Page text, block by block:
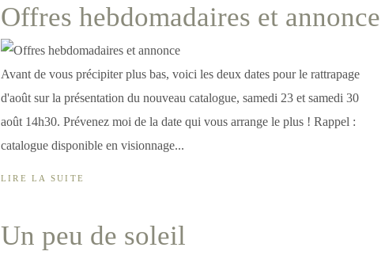
Offres hebdomadaires et annonce
Avant de vous précipiter plus bas, voici les deux dates pour le rattrapage
d'août sur la présentation du nouveau catalogue, samedi 23 et samedi 30
août 14h30. Prévenez moi de la date qui vous arrange le plus ! Rappel :
catalogue disponible en visionnage...
LIRE LA SUITE
Un peu de soleil